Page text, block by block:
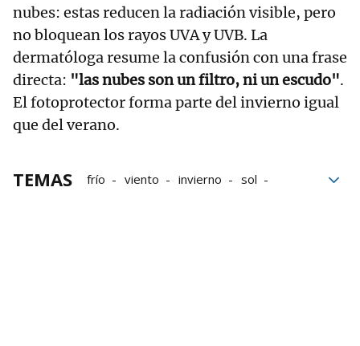
nubes: estas reducen la radiación visible, pero
no bloquean los rayos UVA y UVB. La
dermatóloga resume la confusión con una frase
directa: "las nubes son un filtro, ni un escudo".
El fotoprotector forma parte del invierno igual
que del verano.
TEMAS frío viento invierno
sol